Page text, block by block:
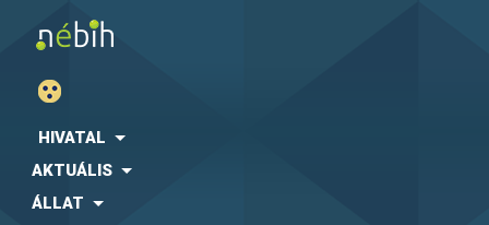
HIVATAL
AKTUÁLIS
ÁLLAT